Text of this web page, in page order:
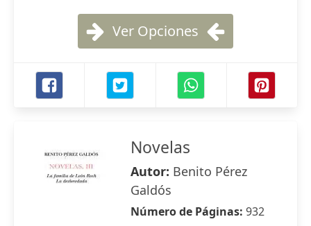
Ver Opciones
Novelas
Autor: Benito Pérez
Galdós
Número de Páginas: 932